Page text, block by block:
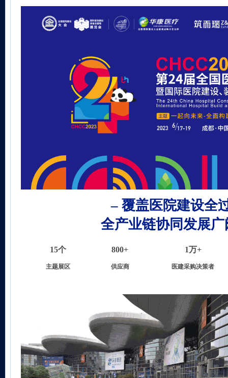
– 覆盖医院建设全
全产业链协同发展
15个
主题展区
800+
供应商
1万+
医建采购决策者